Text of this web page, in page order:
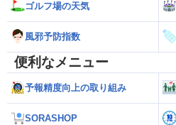
ゴルフ場の天気
風邪予防指数
便利なメニュー
予報精度向上の取り組み
SORASHOP